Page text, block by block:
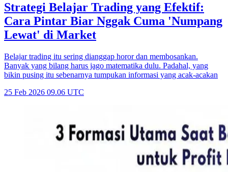
Strategi Belajar Trading yang Efektif:
Cara Pintar Biar Nggak Cuma 'Numpang
Lewat' di Market
Belajar trading itu sering dianggap horor dan membosankan.
Banyak yang bilang harus jago matematika dulu. Padahal, yang
bikin pusing itu sebenarnya tumpukan informasi yang acak-acakan
25 Feb 2026 09.06 UTC